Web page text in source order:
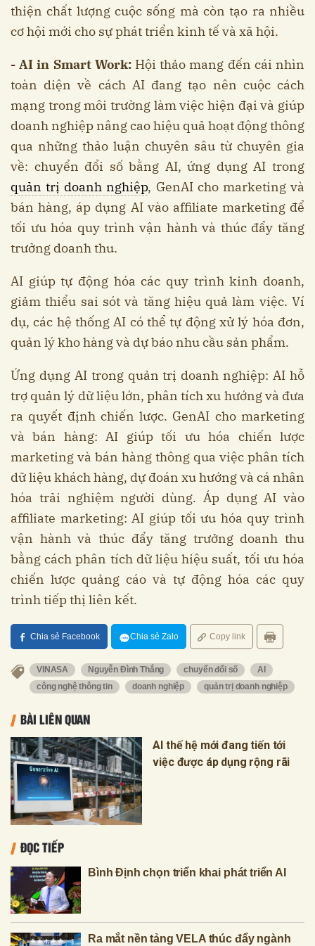
thiện chất lượng cuộc sống mà còn tạo ra nhiều
cơ hội mới cho sự phát triển kinh tế và xã hội.
- AI in Smart Work:Hội thảo mang đến cái nhìn
toàn diện về cách AI đang tạo nên cuộc cách
mạng trong môi trường làm việc hiện đại và giúp
doanh nghiệp nâng cao hiệu quả hoạt động thông
qua những thảo luận chuyên sâu từ chuyên gia
về: chuyển đổi số bằng AI, ứng dụng AI trong
quản trị doanh nghiệp, GenAI cho marketing và
bán hàng, áp dụng AI vào affiliate marketing để
tối ưu hóa quy trình vận hành và thúc đẩy tăng
trưởng doanh thu.
AI giúp tự động hóa các quy trình kinh doanh,
giảm thiểu sai sót và tăng hiệu quả làm việc. Ví
dụ, các hệ thống AI có thể tự động xử lý hóa đơn,
quản lý kho hàng và dự báo nhu cầu sản phẩm.
Ứng dụng AI trong quản trị doanh nghiệp: AI hỗ
trợ quản lý dữ liệu lớn, phân tích xu hướng và đưa
ra quyết định chiến lược. GenAI cho marketing
và bán hàng: AI giúp tối ưu hóa chiến lược
marketing và bán hàng thông qua việc phân tích
dữ liệu khách hàng, dự đoán xu hướng và cá nhân
hóa trải nghiệm người dùng. Áp dụng AI vào
affiliate marketing: AI giúp tối ưu hóa quy trình
vận hành và thúc đẩy tăng trưởng doanh thu
bằng cách phân tích dữ liệu hiệu suất, tối ưu hóa
chiến lược quảng cáo và tự động hóa các quy
trình tiếp thị liên kết.
Chia sẻ Facebook Chia sẻ Zalo Copy link
VINASA Nguyễn Đình Thắng chuyển đổi số
AI
công nghệ thông tin
doanh nghiệp quản trị doanh nghiệp
BÀI LIÊN QUAN
AI thế hệ mới đang tiến tới
việc được áp dụng rộng rãi
ĐỌC TIẾP
Bình Định chọn triển khai phát triển AI
Ra mắt nền tảng VELA thúc đẩy ngành